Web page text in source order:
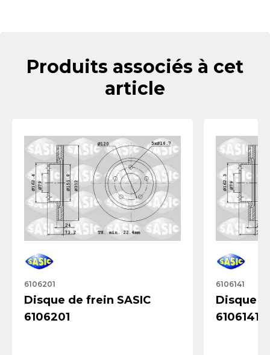
Produits associés à cet
article
6106201
Disque de frein SASIC
6106201
6106141
Disque
6106141